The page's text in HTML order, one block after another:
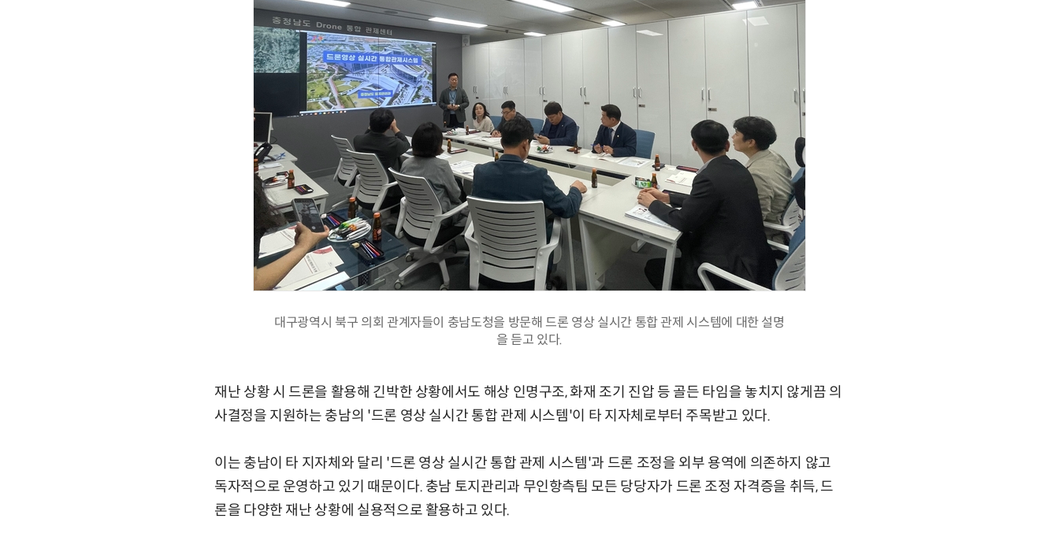
대구광역시 북구 의회 관계자들이 충남도청을 방문해 드론 영상 실시간 통합 관제 시스템에 대한 설명
을 듣고 있다.
재난 상황 시 드론을 활용해 긴박한 상황에서도 해상 인명구조, 화재 조기 진압 등 골든 타임을 놓치지 않게끔 의
사결정을 지원하는 충남의 '드론 영상 실시간 통합 관제 시스템'이 타 지자체로부터 주목받고 있다.
이는 충남이 타 지자체와 달리 '드론 영상 실시간 통합 관제 시스템'과 드론 조정을 외부 용역에 의존하지 않고
독자적으로 운영하고 있기 때문이다. 충남 토지관리과 무인항측팀 모든 당당자가 드론 조정 자격증을 취득, 드
론을 다양한 재난 상황에 실용적으로 활용하고 있다.